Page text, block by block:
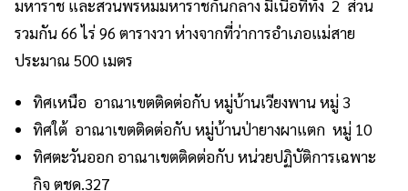
มหาราช และสวนพรหมมหาราชกั้นกลาง มีเนื้อที่ทั้ง 2 ส่วน
รวมกัน 66 ไร่ 96 ตารางวา ห่างจากที่ว่าการอำเภอแม่สาย
ประมาณ 500 เมตร
ทิศเหนือ อาณาเขตติดต่อกับ หมู่บ้านเวียงพาน หมู่ 3
ทิศใต้ อาณาเขตติดต่อกับ หมู่บ้านป่ายางผาแตก หมู่ 10
ทิศตะวันออก อาณาเขตติดต่อกับ หน่วยปฏิบัติการเฉพาะ
กิจ ตชด.327